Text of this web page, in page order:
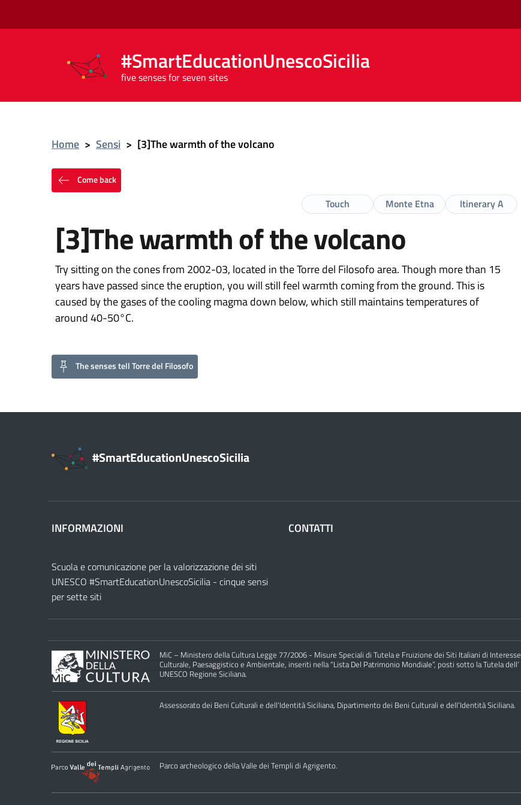
#SmartEducationUnescoSicilia
five senses for seven sites
Home > Sensi > [3]The warmth of the volcano
Come back
Itinerary A
Monte Etna
Touch
[3]The warmth of the volcano
Try sitting on the cones from 2002-03, located in the Torre del Filosofo area. Though more than 15
years have passed since the eruption, you will still feel warmth coming from the ground. This is
caused by the gases of the cooling magma down below, which still maintains temperatures of
around 40-50°C.
The senses tell Torre del Filosofo
#SmartEducationUnescoSicilia
INFORMAZIONI
Scuola e comunicazione per la valorizzazione dei siti
UNESCO #SmartEducationUnescoSicilia - cinque sensi
per sette siti
CONTATTI
MiC – Ministero della Cultura Legge 77/2006 - Misure Speciali di Tutela e Fruizione dei Siti Italiani di Interesse
Culturale, Paesaggistico e Ambientale, inseriti nella “Lista Del Patrimonio Mondiale”, posti sotto la Tutela dell’
UNESCO Regione Siciliana.
Assessorato dei Beni Culturali e dell’Identità Siciliana, Dipartimento dei Beni Culturali e dell’Identità Siciliana.
Parco archeologico della Valle dei Templi di Agrigento.